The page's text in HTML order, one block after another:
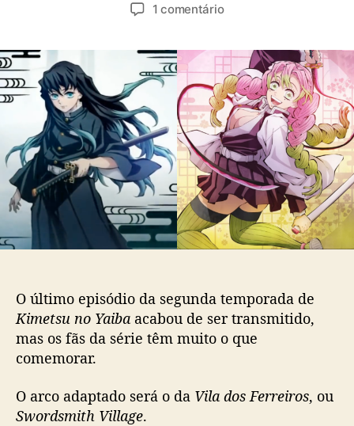
r
o
s
t
d
e
p
u
b
l
i
c
a
ç
ã
o
1 comentárioe
e
q
u
ê
n
c
i
a
d
e
K
i
t
s
u
Y
O último episódio da segunda temporada de
Kimetsu no Yaiba acabou de ser transmitido,
mas os fãs da série têm muito o que
comemorar.
O arco adaptado será o da Vila dos Ferreiros, ou
Swordsmith Village.